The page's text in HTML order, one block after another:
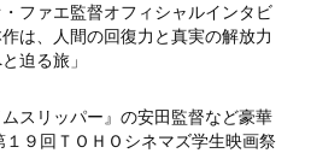
ファエ監督オフィシャルインタビ
作は、人間の回復力と真実の解放力
迫る旅」
ムスリッパー』の安田監督など豪華
１９回ＴＯＨＯシネマズ学生映画祭